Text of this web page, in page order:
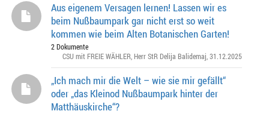
Aus eigenem Versagen lernen! Lassen wir es
beim Nußbaumpark gar nicht erst so weit
kommen wie beim Alten Botanischen Garten!
2 Dokumente
CSU mit FREIE WÄHLER Herr StR Delija Balidemaj , 31.12.2025
„Ich mach mir die Welt – wie sie mir gefällt“
oder „das Kleinod Nußbaumpark hinter der
Matthäuskirche“?